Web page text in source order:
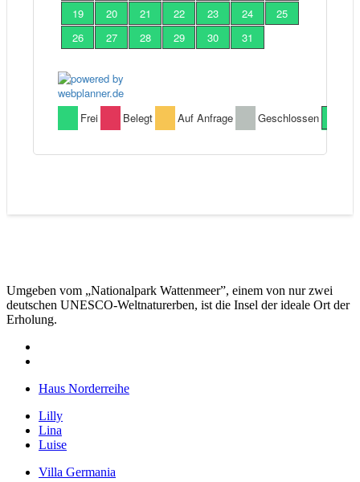
Umgeben vom „Nationalpark Wattenmeer”, einem von nur zwei
deutschen UNESCO-Weltnaturerben, ist die Insel der ideale Ort der
Erholung.
Haus Norderreihe
Lilly
Lina
Luise
Villa Germania